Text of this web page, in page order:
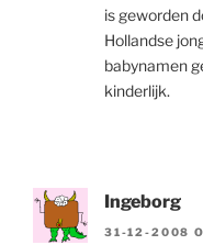
is geworden
Hollandse
babynamen
kinderlijk.
Ingeborg
31-12-2008